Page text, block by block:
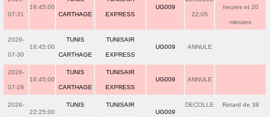
07-31
16:45:00
CARTHAGE EXPRESS
UG009
22:05
heures et 20
minutes
2026-
07-30
16:45:00
TUNIS
CARTHAGE
TUNISAIR
EXPRESS
UG009 ANNULE
2026-
07-28
16:45:00
TUNIS
CARTHAGE
TUNISAIR
EXPRESS
UG009 ANNULE
2026-
22:25:00
TUNIS TUNISAIR
UG009
DECOLLE Retard de 38